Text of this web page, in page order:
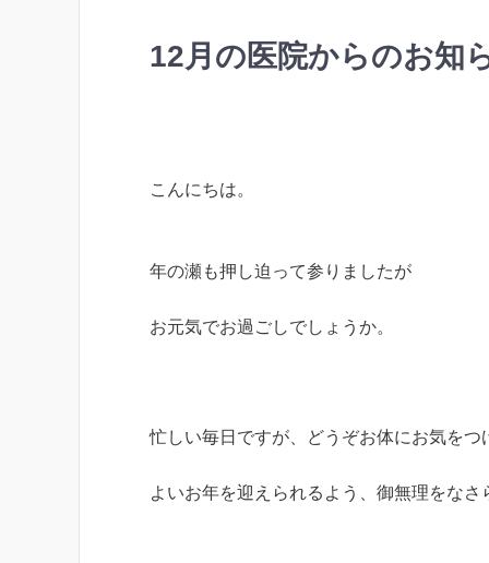
12月の医院からのお知
こんにちは。
年の瀬も押し迫って参りましたが
お元気でお過ごしでしょうか。
忙しい毎日ですが、どうぞお体にお気をつ
よいお年を迎えられるよう、御無理をなさ